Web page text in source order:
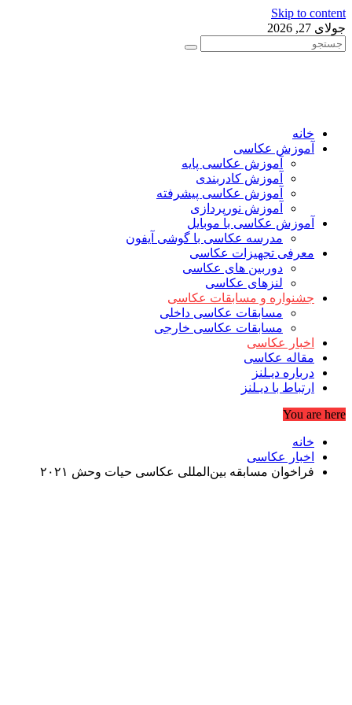
Skip to content
جولای 27, 2026
خانه
آموزش عکاسی
آموزش عکاسی پایه
آموزش کادربندی
آموزش عکاسی پیشرفته
آموزش نورپردازی
آموزش عکاسی با موبایل
مدرسه عکاسی با گوشی آیفون
معرفی تجهیزات عکاسی
دوربین های عکاسی
لنزهای عکاسی
جشنواره و مسابقات عکاسی
مسابقات عکاسی داخلی
مسابقات عکاسی خارجی
اخبار عکاسی
مقاله عکاسی
درباره دیـلنز
ارتباط با دیـلنز
You are here
خانه
اخبار عکاسی
فراخوان مسابقه بین‌المللی عکاسی حیات وحش ۲۰۲۱